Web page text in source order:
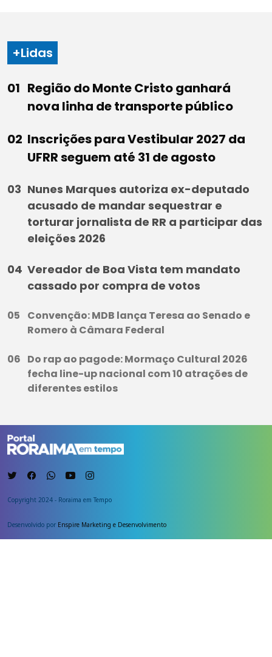
+Lidas
Região do Monte Cristo ganhará
nova linha de transporte público
Inscrições para Vestibular 2027 da
UFRR seguem até 31 de agosto
Nunes Marques autoriza ex-deputado
acusado de mandar sequestrar e
torturar jornalista de RR a participar das
eleições 2026
Vereador de Boa Vista tem mandato
cassado por compra de votos
Convenção: MDB lança Teresa ao Senado e
Romero à Câmara Federal
Do rap ao pagode: Mormaço Cultural 2026
fecha line-up nacional com 10 atrações de
diferentes estilos
Copyright 2024 - Roraima em Tempo
Desenvolvido por Enspire Marketing e Desenvolvimento